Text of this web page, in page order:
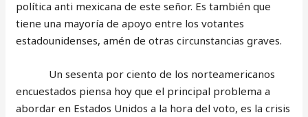
política anti mexicana de este señor. Es también que
tiene una mayoría de apoyo entre los votantes
estadounidenses, amén de otras circunstancias graves.
Un sesenta por ciento de los norteamericanos
encuestados piensa hoy que el principal problema a
abordar en Estados Unidos a la hora del voto, es la crisis